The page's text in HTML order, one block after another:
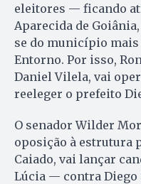
eleitores — ficando
Aparecida de
se do município
Entorno. Por isso,
Daniel Vilela, vai
reeleger o prefeito
O senador Wilder
oposição à estrutura
Caiado, vai lançar
Lúcia — contra Diego